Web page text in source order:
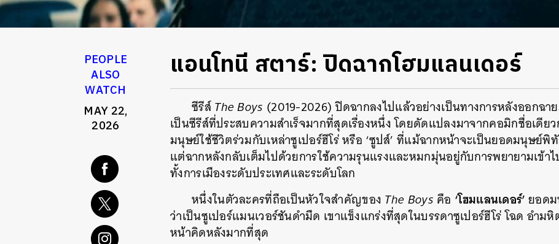
PEOPLE
ALSO
WATCH
MAY 22,
2026
แอนโทนี สตาร์: ปิดฉากโฮมแลนเดอร์
ซีรีส์The Boys (2019-2026) ปิดฉากลงไปแล้วอย่างเป็นทางการหลังออกฉ
เป็นซีรีส์ที่ประสบความสำเร็จมากที่สุดเรื่องหนึ่ง โดยดัดแปลงมาจากคอมิกชื่อเดีย
มนุษย์ใช้ชีวิตร่วมกับเหล่าซูเปอร์ฮีโร่ หรือ ‘ซูปส์’ ที่แม้ฉากหน้าจะเป็นยอดมนุษย์พิ
แต่ฉากหลังกลับเต็มไปด้วยการใช้ความรุนแรงและหมกมุ่นอยู่กับการพยายามเข้าไ
ทั้งการเมืองระดับประเทศและระดับโลก
หนึ่งในตัวละครที่ถือเป็นหัวใจสำคัญของ The Boys คือ ‘โฮมแลนเดอร์’ยอด
ว่าเป็นซูเปอร์แมนเวอร์ชันดำมืด เขาแข็งแกร่งที่สุดในบรรดาซูเปอร์ฮีโร่ โฉด อำม
หน้าคิดหลังมากที่สุด